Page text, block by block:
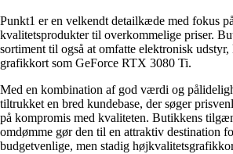
Punkt1 er en velkendt detailkæde med fokus
kvalitetsprodukter til overkommelige priser.
sortiment til også at omfatte elektronisk
grafikkort som GeForce RTX 3080 Ti.
Med en kombination af god værdi og
tiltrukket en bred kundebase, der søger
på kompromis med kvaliteten. Butikkens
omdømme gør den til en attraktiv destination
budgetvenlige, men stadig